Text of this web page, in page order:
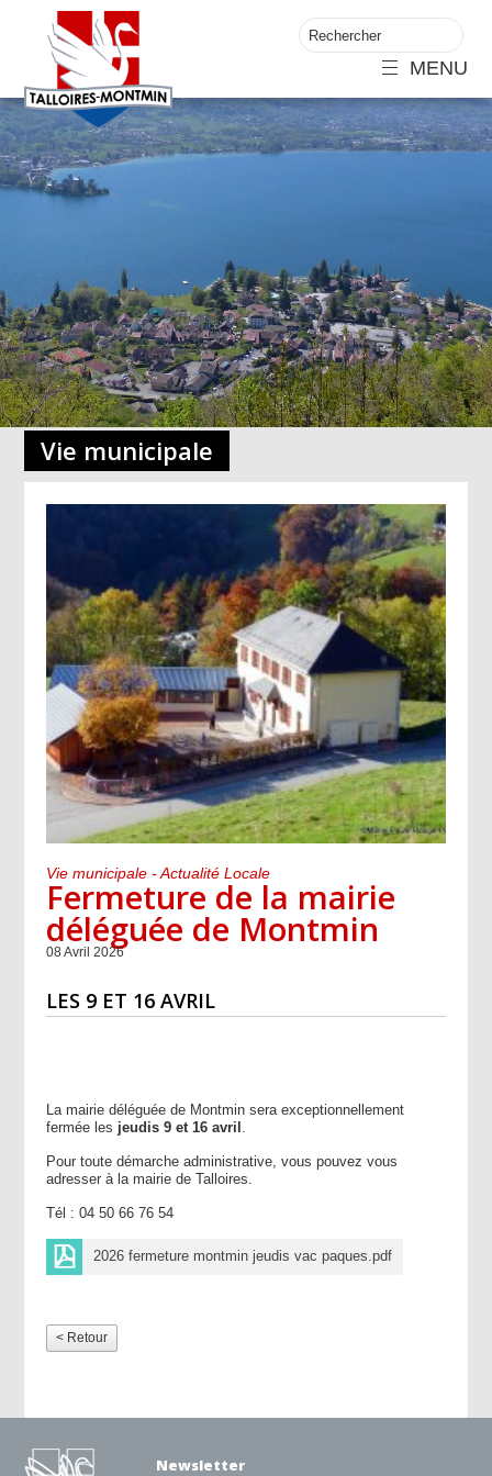
MENU
Vie municipale
Vie municipale - Actualité Locale
Fermeture de la mairie
déléguée de Montmin
08 Avril 2026
LES 9 ET 16 AVRIL
La mairie déléguée de Montmin sera exceptionnellement
fermée les jeudis 9 et 16 avril .
Pour toute démarche administrative, vous pouvez vous
adresser à la mairie de Talloires.
Tél : 04 50 66 76 54
2026 fermeture montmin jeudis vac paques.pdf
< Retour
Newsletter